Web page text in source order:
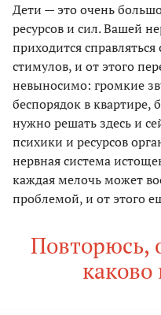
Дети — это очень
ресурсов и сил. Вашей
приходится
стимулов, и от этого
невыносимо: громкие
беспорядок в
нужно решать здесь и
психики и ресурсов
нервная система
каждая мелочь может
проблемой, и от этого
Повторюсь,
каково